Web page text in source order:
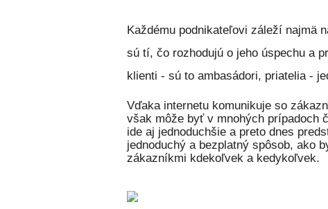
Každému podnikateľovi záleží najmä
sú tí, čo rozhodujú o jeho úspechu a
klienti - sú to ambasádori, priatelia -
Vďaka internetu komunikuje so
však môže byť v mnohých prípadoch
ide aj jednoduchšie a preto dnes
jednoduchý a bezplatný spôsob, ako
zákazníkmi kdekoľvek a kedykoľvek.